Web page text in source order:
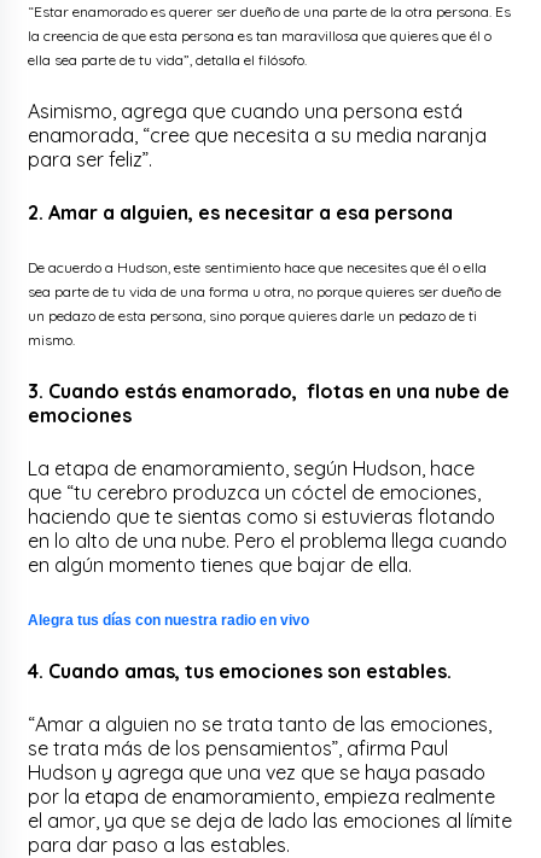
“Estar enamorado es querer ser dueño de una parte de la otra persona. Es
la creencia de que esta persona es tan maravillosa que quieres que él o
ella sea parte de tu vida”, detalla el filósofo.
Asimismo, agrega que cuando una persona está
enamorada, “cree que necesita a su media naranja
para ser feliz”.
2. Amar a alguien, es necesitar a esa persona
De acuerdo a Hudson, este sentimiento hace que necesites que él o ella
sea parte de tu vida de una forma u otra, no porque quieres ser dueño de
un pedazo de esta persona, sino porque quieres darle un pedazo de ti
mismo.
3. Cuando estás enamorado, flotas en una nube de
emociones
La etapa de enamoramiento, según Hudson, hace
que “tu cerebro produzca un cóctel de emociones,
haciendo que te sientas como si estuvieras flotando
en lo alto de una nube. Pero el problema llega cuando
en algún momento tienes que bajar de ella.
Alegra tus días con nuestra radio en vivo
4. Cuando amas, tus emociones son estables.
“Amar a alguien no se trata tanto de las emociones,
se trata más de los pensamientos”, afirma Paul
Hudson y agrega que una vez que se haya pasado
por la etapa de enamoramiento, empieza realmente
el amor, ya que se deja de lado las emociones al límite
para dar paso a las estables.